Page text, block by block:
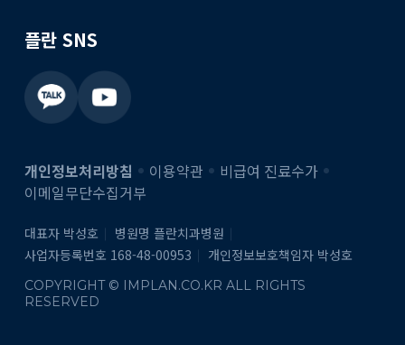
플란 SNS
개인정보처리방침 이용약관
비급여 진료수가
이메일무단수집거부
대표자 박성호
병원명 플란치과병원
사업자등록번호 168-48-00953
개인정보보호책임자 박성호
COPYRIGHT © IMPLAN.CO.KR ALL RIGHTS
RESERVED